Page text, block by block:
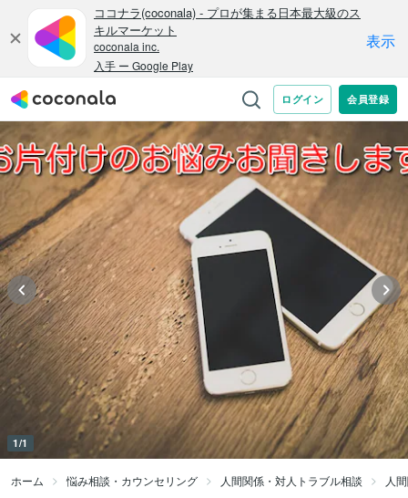
1/1
ホーム 悩み相談・カウンセリング 人間関係・対人トラブル相談 人